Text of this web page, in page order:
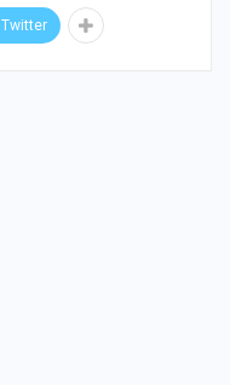
Twitter